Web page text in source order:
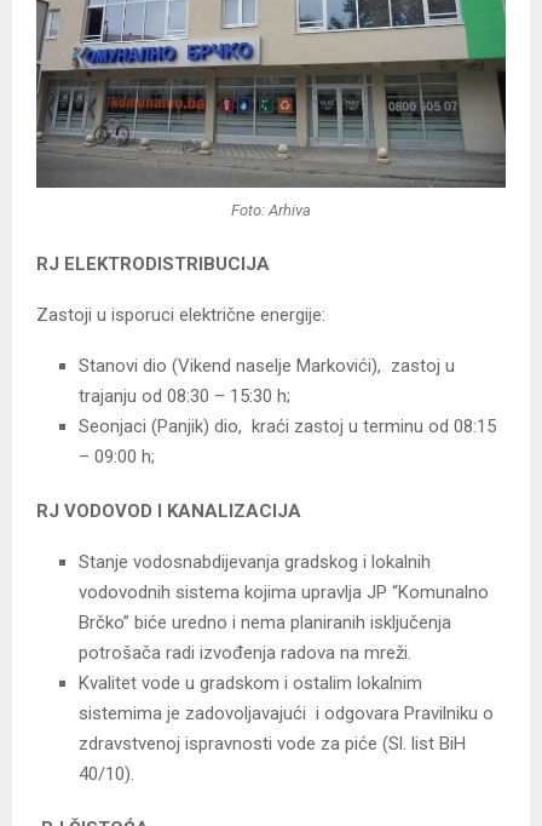
Foto: Arhiva
RJ ELEKTRODISTRIBUCIJA
Zastoji u isporuci električne energije:
Stanovi dio (Vikend naselje Markovići), zastoj u
trajanju od 08:30 – 15:30 h;
Seonjaci (Panjik) dio, kraći zastoj u terminu od 08:15
– 09:00 h;
RJ VODOVOD I KANALIZACIJA
Stanje vodosnabdijevanja gradskog i lokalnih
vodovodnih sistema kojima upravlja JP “Komunalno
Brčko” biće uredno i nema planiranih isključenja
potrošača radi izvođenja radova na mreži.
Kvalitet vode u gradskom i ostalim lokalnim
sistemima je zadovoljavajući i odgovara Pravilniku o
zdravstvenoj ispravnosti vode za piće (Sl. list BiH
40/10).